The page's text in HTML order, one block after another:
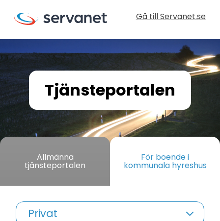
Gå till Servanet.se
Tjänsteportalen
Allmänna
tjänsteportalen
För boende i
kommunala hyreshus
Privat